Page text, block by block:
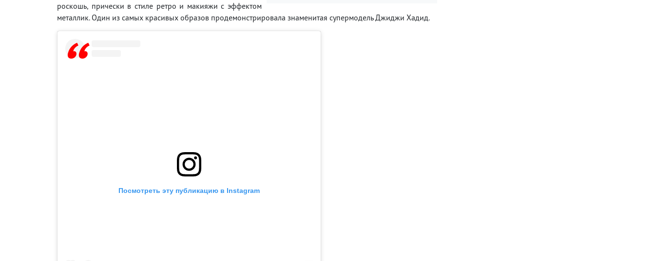
роскошь, прически в стиле ретро и макияжи с эффектом
металлик. Один из самых красивых образов продемонстрировала знаменитая супермодель Джиджи Хадид.
Посмотреть эту публикацию в Instagram